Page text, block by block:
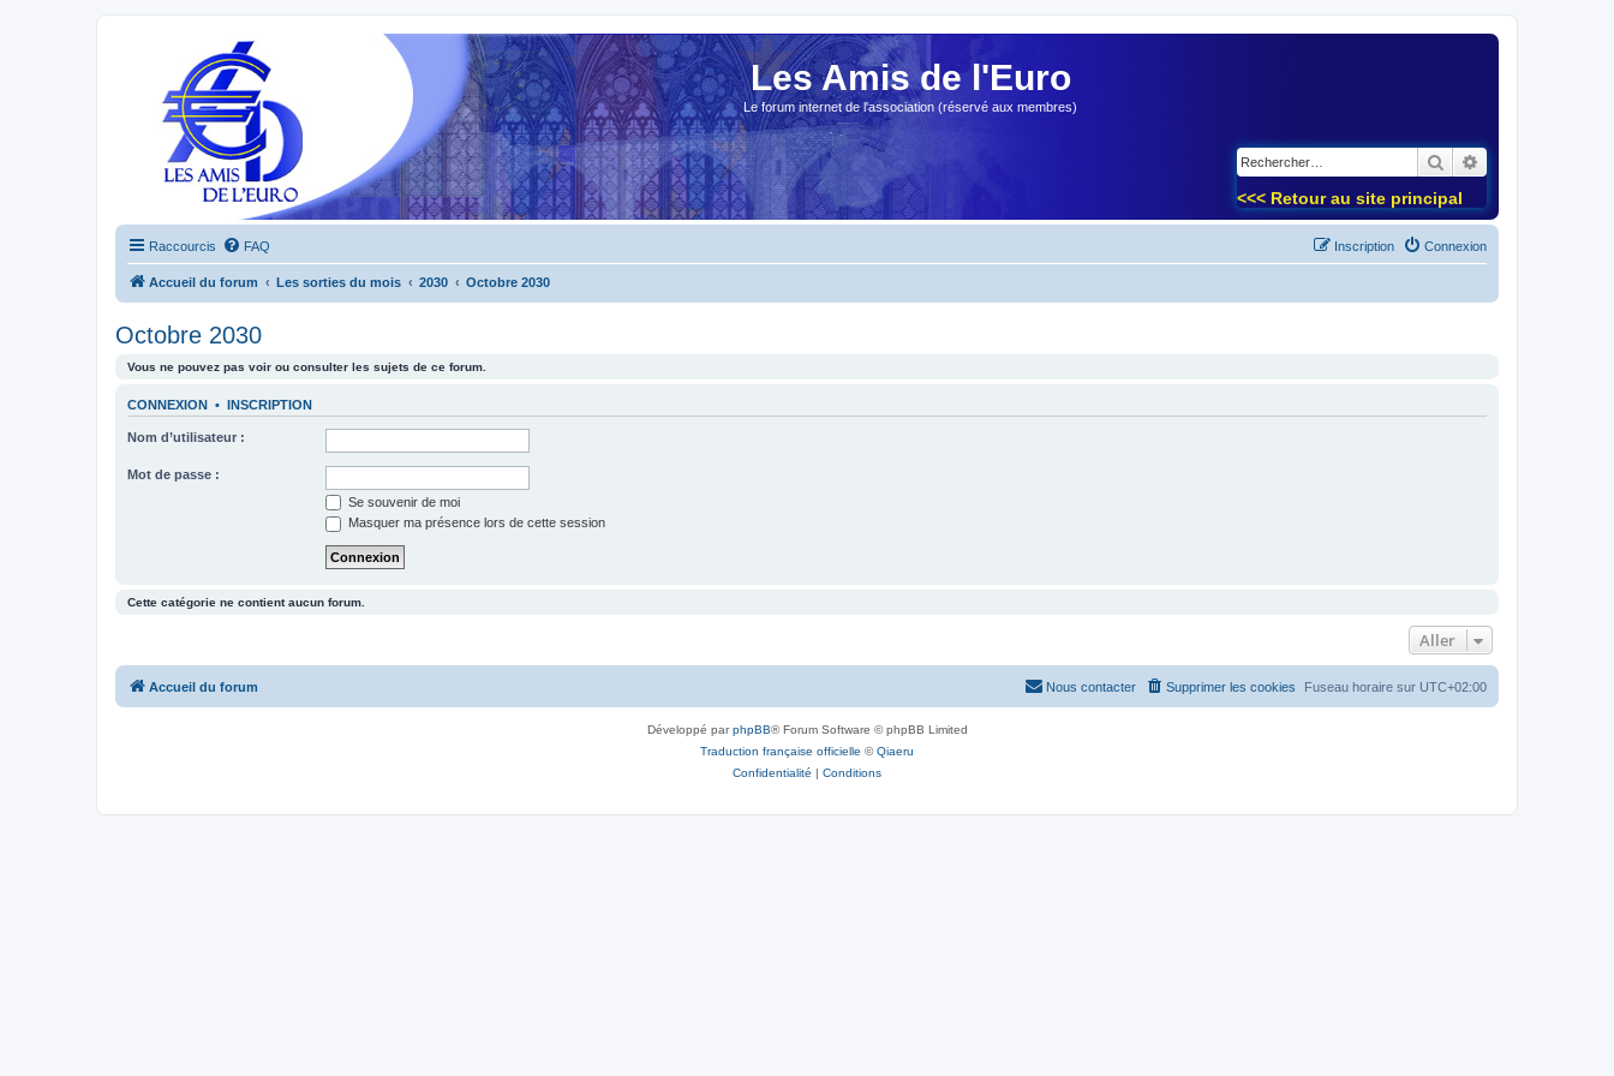
Les Amis de l'Euro
Le forum internet de l'association (réservé aux membres)
Rechercher
<<< Retour au site principal
Raccourcis FAQ Connexion
Inscription
Accueil du forum Les sorties du mois 2030 Octobre 2030
Octobre 2030
Vous ne pouvez pas voir ou consulter les sujets de ce forum.
CONNEXION • INSCRIPTION
Nom d’utilisateur :
Mot de passe :
Se souvenir de moi
Masquer ma présence lors de cette session
Cette catégorie ne contient aucun forum.
Aller
Accueil du forum Fuseau horaire sur UTC+02:00
Supprimer les cookies
Nous contacter
Développé parphpBB® Forum Software © phpBB Limited
Traduction française officielle ©Qiaeru
Confidentialité | Conditions